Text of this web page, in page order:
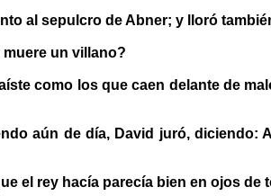
al sepulcro de Abner; y lloró
muere un villano?
como los que caen delante de
aún de día, David juró, diciendo:
el rey hacía parecía bien en ojos de